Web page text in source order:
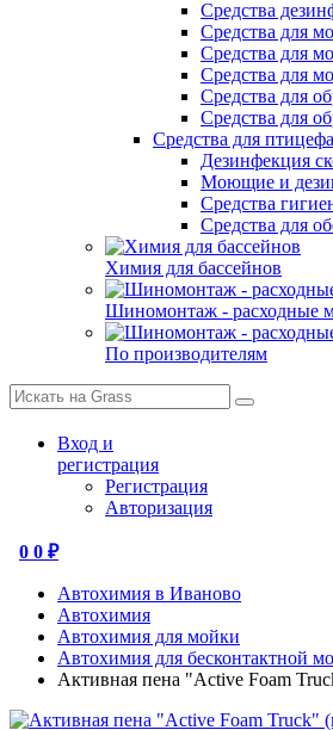
Средства
Средства для
Средства для
Средства для
Средства для
Средства для
Средства для
Дезинфекция
Моющие и
Средства
Средства для
Химия для бассейнов
Шиномонтаж - расходные
По производителям
Вход и
регистрация
Регистрация
Авторизация
0 0 ₽
Автохимия в Иваново
Автохимия
Автохимия для мойки
Автохимия для бесконтактной
Активная пена "Active Foam